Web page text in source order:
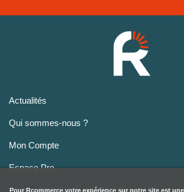
Actualités
Qui sommes-nous ?
Mon Compte
Espace Pro
Pour Rcommerce votre expérience sur notre site est